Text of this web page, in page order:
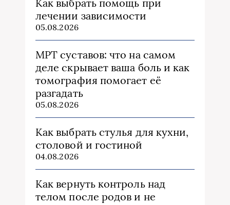
Как выбрать помощь при
лечении зависимости
05.08.2026
МРТ суставов: что на самом
деле скрывает ваша боль и как
томография помогает её
разгадать
05.08.2026
Как выбрать стулья для кухни,
столовой и гостиной
04.08.2026
Как вернуть контроль над
телом после родов и не